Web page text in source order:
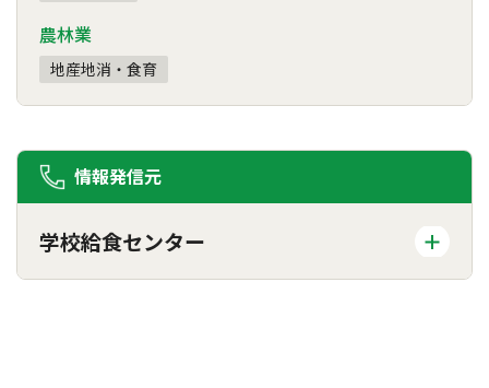
農林業
地産地消・食育
情報発信元
学校給食センター